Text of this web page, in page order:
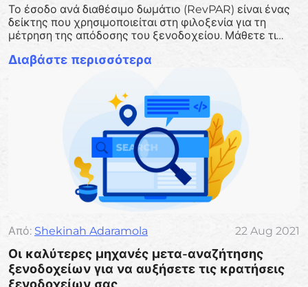
Το έσοδο ανά διαθέσιμο δωμάτιο (RevPAR) είναι ένας
δείκτης που χρησιμοποιείται στη φιλοξενία για τη
μέτρηση της απόδοσης του ξενοδοχείου. Μάθετε τι
Διαβάστε περισσότερα
Από: Shekinah Adaramola 22 Aug 2021
Οι καλύτερες μηχανές μετα-αναζήτησης
ξενοδοχείων για να αυξήσετε τις κρατήσεις